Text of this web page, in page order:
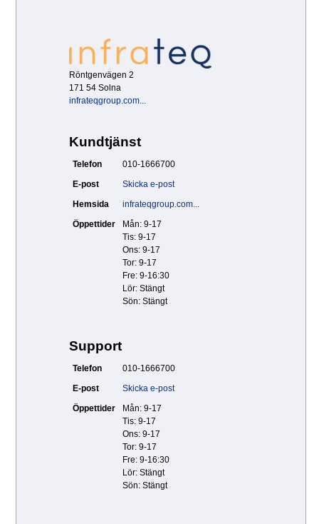
Röntgenvägen 2
171 54 Solna
infrateqgroup.com...
Kundtjänst
Telefon
010-1666700
E-post
Skicka e-post
Hemsida
infrateqgroup.com...
Öppettider
Mån: 9-17
Tis: 9-17
Ons: 9-17
Tor: 9-17
Fre: 9-16:30
Lör: Stängt
Sön: Stängt
Support
Telefon
010-1666700
E-post
Skicka e-post
Öppettider
Mån: 9-17
Tis: 9-17
Ons: 9-17
Tor: 9-17
Fre: 9-16:30
Lör: Stängt
Sön: Stängt